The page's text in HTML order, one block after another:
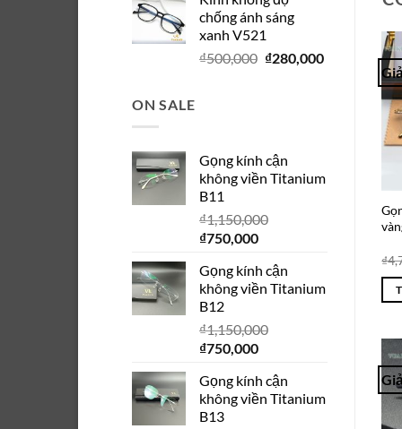
₫280,000.
chống ánh sáng
xanh V521
₫500,000 Giá
₫280,000Giá
ON SALE
Gọng kính cận
không viền Titanium
B11
₫1,150,000
Giá
là:
₫1,150,000.
₫750,000Giá
tại
là:
Gọng kính cận
không viền Titanium
B12
₫1,150,000
Giá
là:
₫1,150,000.
₫750,000Giá
tại
là:
Gọng kính cận
không viền Titanium
B13
₫